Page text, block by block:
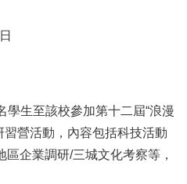
學生至該校參加第十二屆“浪漫
習營活動，內容包括科技活動
企業調研/三城文化考察等，